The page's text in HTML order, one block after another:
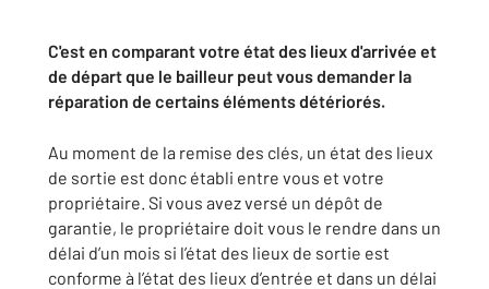
C'est en comparant votre état des lieux d'arrivée et
de départ que le bailleur peut vous demander la
réparation de certains éléments détériorés.
Au moment de la remise des clés, un état des lieux
de sortie est donc établi entre vous et votre
propriétaire. Si vous avez versé un dépôt de
garantie, le propriétaire doit vous le rendre dans un
délai d’un mois si l’état des lieux de sortie est
conforme à l’état des lieux d’entrée et dans un délai